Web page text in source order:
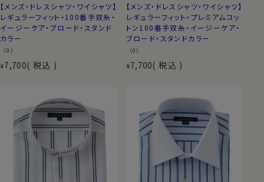
【メンズ・ドレスシャツ・ワイシャツ】
レギュラーフィット・100番手双糸・
イージーケア・ブロード・スタンド
カラー
（0）
¥7,700 税込
【メンズ・ドレスシャツ・ワイシャツ】
レギュラーフィット・プレミアムコッ
トン100番手双糸・イージーケア・
ブロード・スタンドカラー
（0）
¥7,700 税込